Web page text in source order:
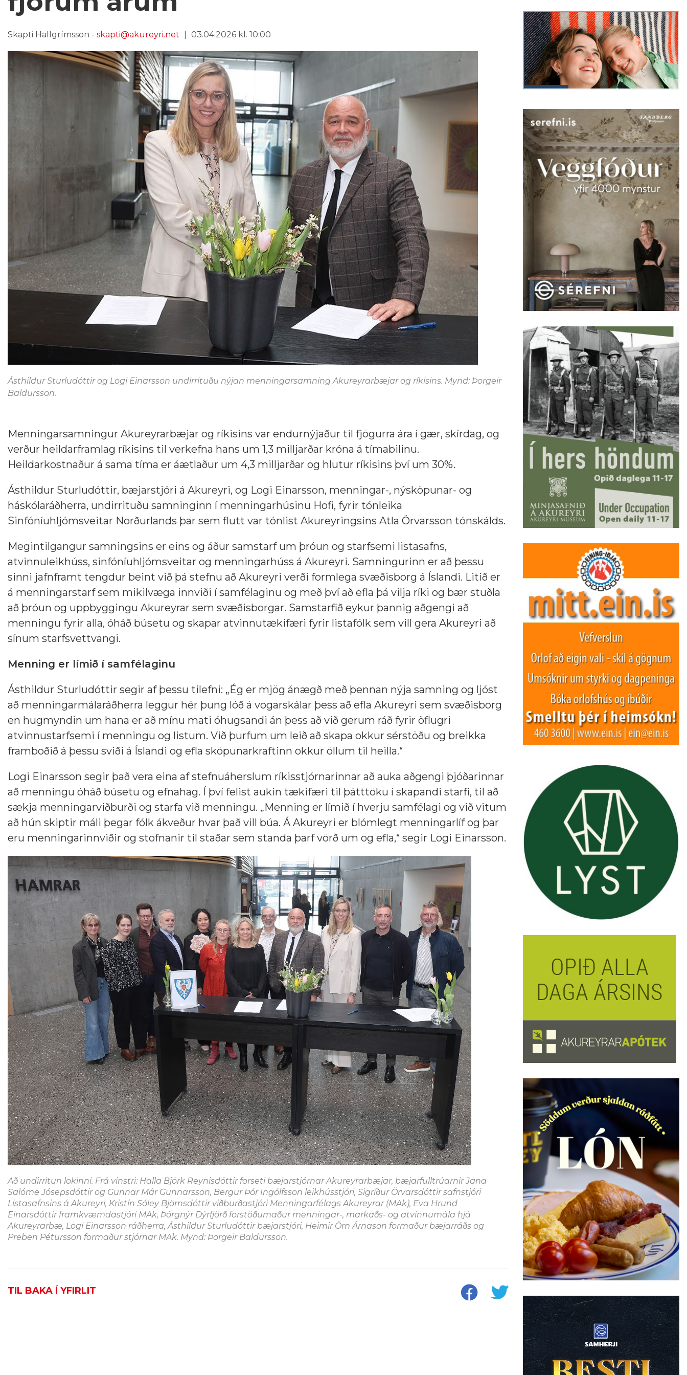
Skapti Hallgrímsson - skapti@akureyri.net 03.04.2026 kl. 10:00
Ásthildur Sturludóttir og Logi Einarsson undirrituðu nýjan menningarsamning Akureyrarbæjar og ríkisins. Mynd: Þorgeir
Baldursson.
Menningarsamningur Akureyrarbæjar og ríkisins var endurnýjaður til fjögurra ára í gær, skírdag, og
verður heildarframlag ríkisins til verkefna hans um 1,3 milljarðar króna á tímabilinu.
Heildarkostnaður á sama tíma er áætlaður um 4,3 milljarðar og hlutur ríkisins því um 30%.
Ásthildur Sturludóttir, bæjarstjóri á Akureyri, og Logi Einarsson, menningar-, nýsköpunar- og
háskólaráðherra, undirrituðu samninginn í menningarhúsinu Hofi, fyrir tónleika
Sinfóníuhljómsveitar Norðurlands þar sem flutt var tónlist Akureyringsins Atla Örvarsson tónskálds.
Megintilgangur samningsins er eins og áður samstarf um þróun og starfsemi listasafns,
atvinnuleikhúss, sinfóníuhljómsveitar og menningarhúss á Akureyri. Samningurinn er að þessu
sinni jafnframt tengdur beint við þá stefnu að Akureyri verði formlega svæðisborg á Íslandi. Litið er
á menningarstarf sem mikilvæga innviði í samfélaginu og með því að efla þá vilja ríki og bær stuðla
að þróun og uppbyggingu Akureyrar sem svæðisborgar. Samstarfið eykur þannig aðgengi að
menningu fyrir alla, óháð búsetu og skapar atvinnutækifæri fyrir listafólk sem vill gera Akureyri að
sínum starfsvettvangi.
Menning er límið í samfélaginu
Ásthildur Sturludóttir segir af þessu tilefni: „Ég er mjög ánægð með þennan nýja samning og ljóst
að menningarmálaráðherra leggur hér þung lóð á vogarskálar þess að efla Akureyri sem svæðisborg
en hugmyndin um hana er að mínu mati óhugsandi án þess að við gerum ráð fyrir öflugri
atvinnustarfsemi í menningu og listum. Við þurfum um leið að skapa okkur sérstöðu og breikka
framboðið á þessu sviði á Íslandi og efla sköpunarkraftinn okkur öllum til heilla.“
Logi Einarsson segir það vera eina af stefnuáherslum ríkisstjórnarinnar að auka aðgengi þjóðarinnar
að menningu óháð búsetu og efnahag. Í því felist aukin tækifæri til þátttöku í skapandi starfi, til að
sækja menningarviðburði og starfa við menningu. „Menning er límið í hverju samfélagi og við vitum
að hún skiptir máli þegar fólk ákveður hvar það vill búa. Á Akureyri er blómlegt menningarlíf og þar
eru menningarinnviðir og stofnanir til staðar sem standa þarf vörð um og efla,“ segir Logi Einarsson.
Að undirritun lokinni. Frá vinstri: Halla Björk Reynisdóttir forseti bæjarstjórnar Akureyrarbæjar, bæjarfulltrúarnir Jana
Salóme Jósepsdóttir og Gunnar Már Gunnarsson, Bergur Þór Ingólfsson leikhússtjóri, Sigríður Örvarsdóttir safnstjóri
Listasafnsins á Akureyri, Kristín Sóley Björnsdóttir viðburðastjóri Menningarfélags Akureyrar (MAk), Eva Hrund
Einarsdóttir framkvæmdastjóri MAk, Þórgnýr Dýrfjörð forstöðumaður menningar-, markaðs- og atvinnumála hjá
Akureyrarbæ, Logi Einarsson ráðherra, Ásthildur Sturludóttir bæjarstjóri, Heimir Örn Árnason formaður bæjarráðs og
Preben Pétursson formaður stjórnar MAk. Mynd: Þorgeir Baldursson.
TIL BAKA Í YFIRLIT